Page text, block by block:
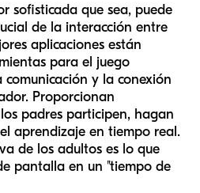
sofisticada que sea, puede
de la interacción entre
aplicaciones están
para el juego
y la conexión
Proporcionan
padres participen, hagan
aprendizaje en tiempo real.
de los adultos es lo que
pantalla en un "tiempo de